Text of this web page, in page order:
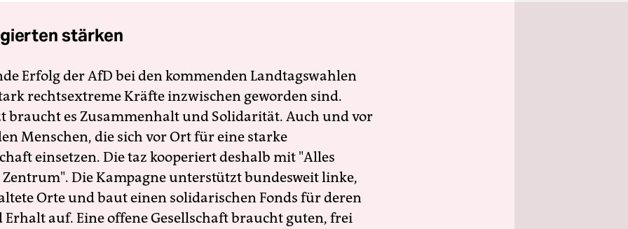
stärken
Erfolg der AfD bei den kommenden Landtagswahlen
rechtsextreme Kräfte inzwischen geworden sind.
braucht es Zusammenhalt und Solidarität. Auch und vor
Menschen, die sich vor Ort für eine starke
einsetzen. Die taz kooperiert deshalb mit "Alles
Die Kampagne unterstützt bundesweit linke,
Orte und baut einen solidarischen Fonds für deren
Erhalt auf. Eine offene Gesellschaft braucht guten, frei